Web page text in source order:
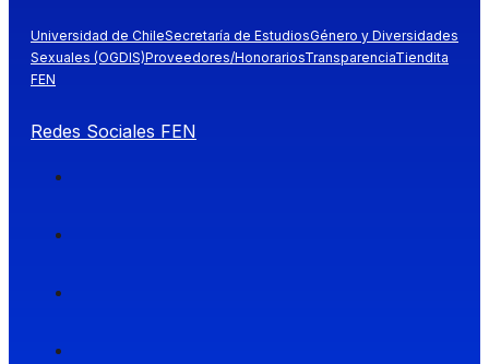
Universidad de ChileSecretaría de EstudiosGénero y Diversidades
Sexuales (OGDIS)Proveedores/HonorariosTransparenciaTiendita
FEN
Redes Sociales FEN